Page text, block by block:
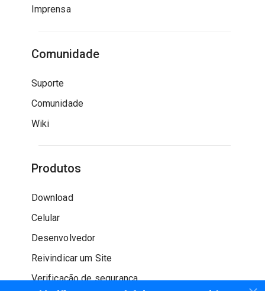
Imprensa
Comunidade
Suporte
Comunidade
Wiki
Produtos
Download
Celular
Desenvolvedor
Reivindicar um Site
Verificação de segurança